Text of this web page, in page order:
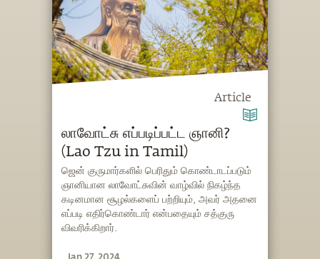
Article
லாவோட்சு எப்படிப்பட்ட ஞானி?
(Lao Tzu in Tamil)
ஜென் குருமார்களில் பெரிதும் கொண்டாடப்படும்
ஞானியான லாவோட்சுவின் வாழ்வில் நிகழ்ந்த
கடினமான சூழல்களைப் பற்றியும், அவர் அதனை
எப்படி எதிர்கொண்டார் என்பதையும் சத்குரு
விவரிக்கிறார்.
Jan 27, 2024